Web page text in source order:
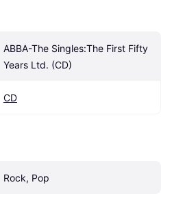
ABBA-The Singles:The First Fifty
Years Ltd. (CD)
CD
Rock, Pop